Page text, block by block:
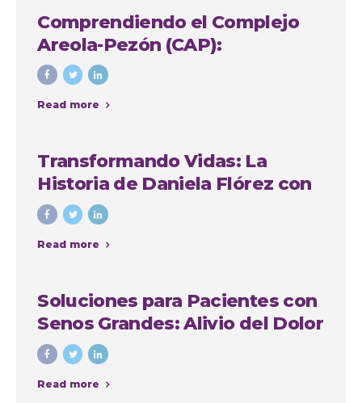
Comprendiendo el Complejo
Areola-Pezón (CAP):
Importancia y Soluciones en
Cirugía Plástica
Read more
Transformando Vidas: La
Historia de Daniela Flórez con
Nuestro Grupo Quirúrgico en
Medellín
Read more
Soluciones para Pacientes con
Senos Grandes: Alivio del Dolor
de Espalda, Mejora de la
Comodidad y Recuperación de
la Autoestima
Read more